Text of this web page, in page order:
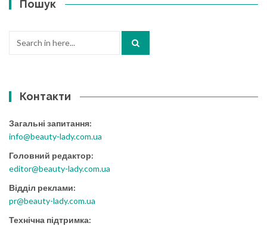
Пошук
Контакти
Загальні запитання:
info@beauty-lady.com.ua
Головний редактор:
editor@beauty-lady.com.ua
Відділ реклами:
pr@beauty-lady.com.ua
Технічна підтримка: